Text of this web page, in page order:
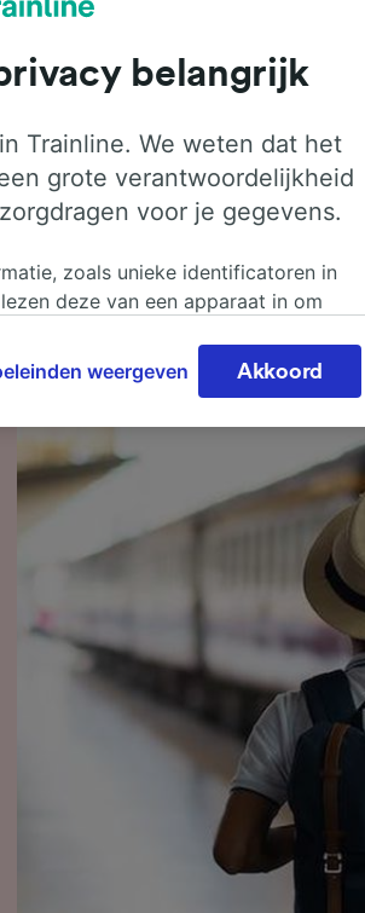
belangrijk
Trainline. We weten dat het
grote verantwoordelijkheid
voor je gegevens.
zoals unieke identificatoren in
deze van een apparaat in om
valt ook je recht om
er voor de verwerking een beroep
onze privacyverklaring. Deze
en hebben geen invloed
niet gebruikt voor tracking als
voor de volgende doeleinden:
De apparaatkenmerken actief
een apparaat opslaan en/of
en content, advertentie- en
en ontwikkeling van diensten.
weergeven Akkoord